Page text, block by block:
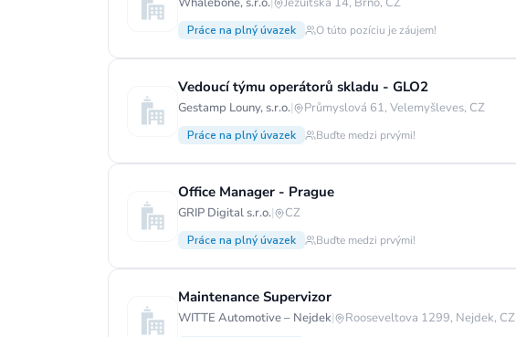
Práce na plný úvazek O túto pozíciu je záujem!
Vedoucí týmu operátorů skladu - GLO2
Gestamp Louny, s.r.o.| Průmyslová 61, Velemyšleves, CZ
Práce na plný úvazek Buďte medzi prvými!
Office Manager - Prague
GRIP Digital s.r.o.| CZ
Práce na plný úvazek Buďte medzi prvými!
Maintenance Supervizor
WITTE Automotive – Nejdek| Rooseveltova 1299, Nejdek, CZ